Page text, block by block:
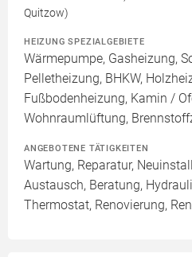
Quitzow)
HEIZUNG SPEZIALGEBIETE
Wärmepumpe, Gasheizung,
Pelletheizung, BHKW,
Fußbodenheizung, Kamin /
Wohnraumlüftung,
ANGEBOTENE TÄTIGKEITEN
Wartung, Reparatur,
Austausch, Beratung,
Thermostat, Renovierung,